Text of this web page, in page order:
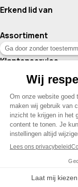
Erkend lid van
Assortiment
Klantenservice
Contact
© 2026 Drogisterij
Webdesign
Mijn account